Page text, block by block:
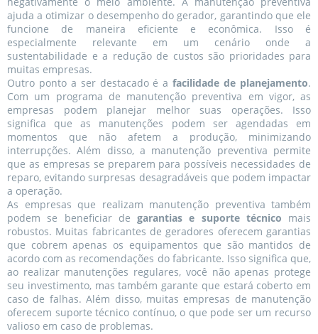
ajuda a otimizar o desempenho do gerador, garantindo que ele
funcione de maneira eficiente e econômica. Isso é
especialmente relevante em um cenário onde a
sustentabilidade e a redução de custos são prioridades para
muitas empresas.
Outro ponto a ser destacado é afacilidade de planejamento.
Com um programa de manutenção preventiva em vigor, as
empresas podem planejar melhor suas operações. Isso
significa que as manutenções podem ser agendadas em
momentos que não afetem a produção, minimizando
interrupções. Além disso, a manutenção preventiva permite
que as empresas se preparem para possíveis necessidades de
reparo, evitando surpresas desagradáveis que podem impactar
a operação.
As empresas que realizam manutenção preventiva também
podem se beneficiar de garantias e suporte técnico mais
robustos. Muitas fabricantes de geradores oferecem garantias
que cobrem apenas os equipamentos que são mantidos de
acordo com as recomendações do fabricante. Isso significa que,
ao realizar manutenções regulares, você não apenas protege
seu investimento, mas também garante que estará coberto em
caso de falhas. Além disso, muitas empresas de manutenção
oferecem suporte técnico contínuo, o que pode ser um recurso
valioso em caso de problemas.